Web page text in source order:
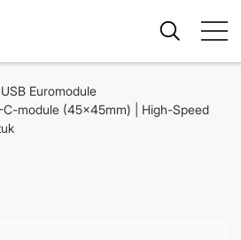
USB Euromodule
module (45x45mm) | High-Speed